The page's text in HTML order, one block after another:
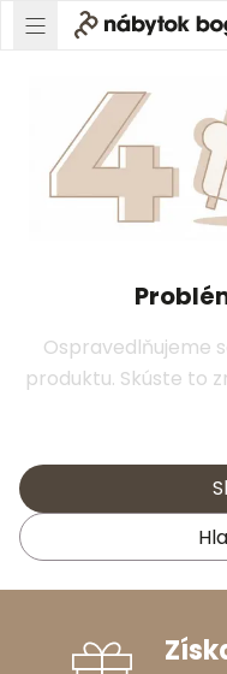
Ospravedlňujeme
produktu. Skúste to